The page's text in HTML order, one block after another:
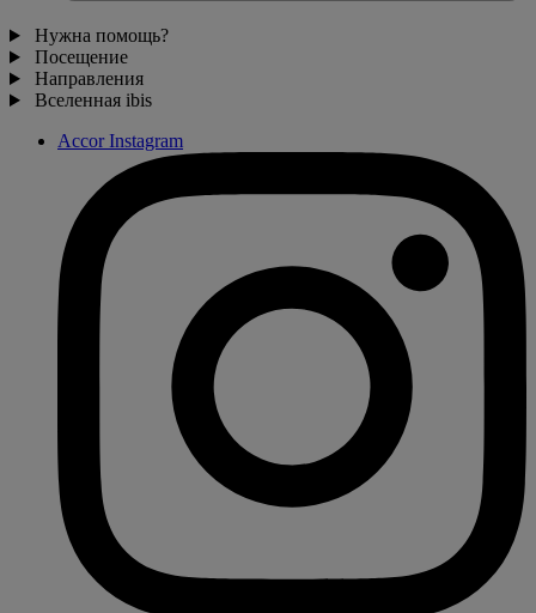
Нужна помощь?
Посещение
Направления
Вселенная ibis
Accor Instagram